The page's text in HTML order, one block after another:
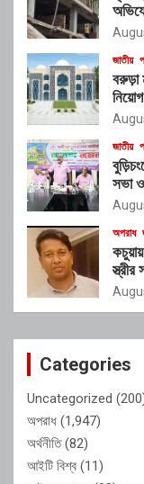
জাতীয়
বরুড়া
আগস্ট
জাতীয়
সভা ও
কমিটি
অপরাধ
Categories
Uncategorized
অপরাধ (1,947)
অর্থনীতি(82)
আইটি বিশ্ব (11)